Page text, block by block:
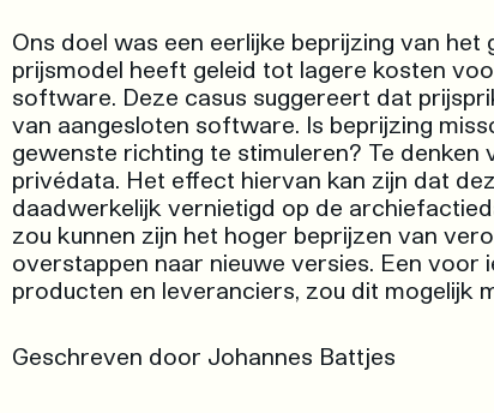
Ons doel was een eerlijke beprijzing van
prijsmodel heeft geleid tot lagere kosten
software. Deze casus suggereert dat
van aangesloten software. Is beprijzing
gewenste richting te stimuleren? Te
privédata. Het effect hiervan kan zijn dat
daadwerkelijk vernietigd op de
zou kunnen zijn het hoger beprijzen van
overstappen naar nieuwe versies. Een voor
producten en leveranciers, zou dit mogelijk
Geschreven door Johannes Battjes